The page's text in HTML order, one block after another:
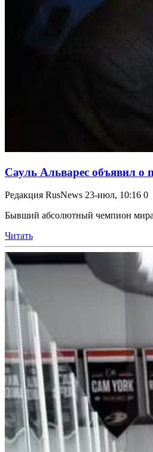
Сауль Альварес объявил о
Редакция RusNews 23-июл, 10:16 0
Бывший абсолютный чемпион мира
Читать